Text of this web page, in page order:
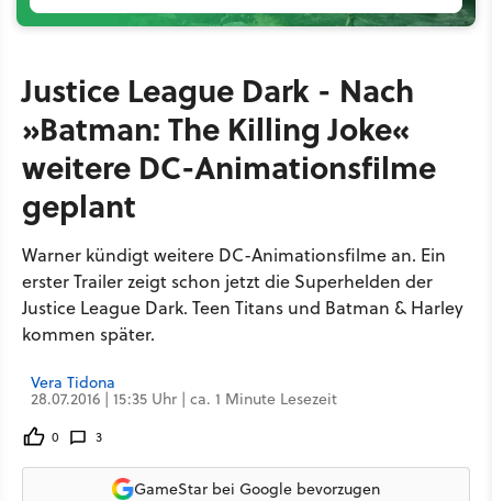
Justice League Dark - Nach
»Batman: The Killing Joke«
weitere DC-Animationsfilme
geplant
Warner kündigt weitere DC-Animationsfilme an. Ein
erster Trailer zeigt schon jetzt die Superhelden der
Justice League Dark. Teen Titans und Batman & Harley
kommen später.
Vera Tidona
28.07.2016 | 15:35 Uhr | ca. 1 Minute Lesezeit
0 3
GameStar bei Google bevorzugen